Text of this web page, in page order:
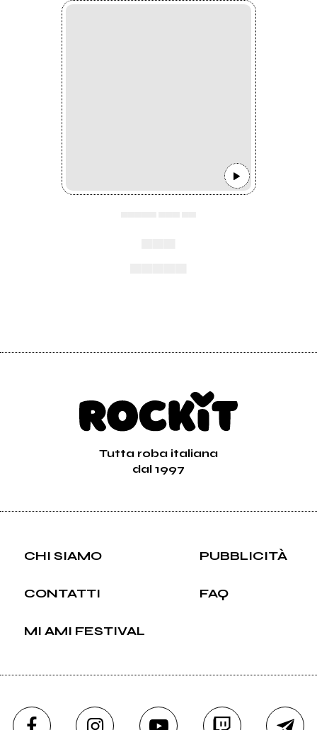
Tutta roba italiana
dal 1997
CHI SIAMO PUBBLICITÀ
CONTATTI FAQ
MI AMI FESTIVAL